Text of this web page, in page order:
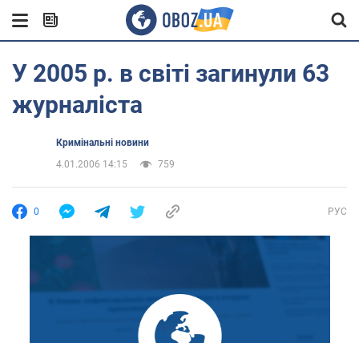
У 2005 р. в світі загинули 63
журналіста
Кримінальні новини
4.01.2006 14:15
759
0 РУС